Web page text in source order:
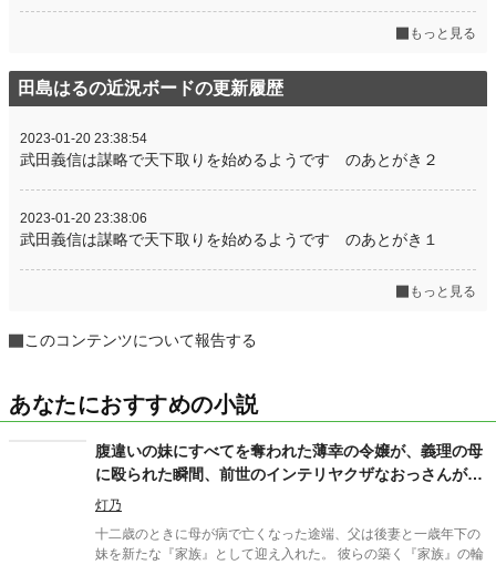
もっと見る
田島はるの近況ボードの更新履歴
2023-01-20 23:38:54
武田義信は謀略で天下取りを始めるようです のあとがき２
2023-01-20 23:38:06
武田義信は謀略で天下取りを始めるようです のあとがき１
もっと見る
このコンテンツについて報告する
あなたにおすすめの小説
腹違いの妹にすべてを奪われた薄幸の令嬢が、義理の母
に殴られた瞬間、前世のインテリヤクザなおっさんがぶ
ちギレた場合。
灯乃
十二歳のときに母が病で亡くなった途端、父は後妻と一歳年下の
妹を新たな『家族』として迎え入れた。 彼らの築く『家族』の輪